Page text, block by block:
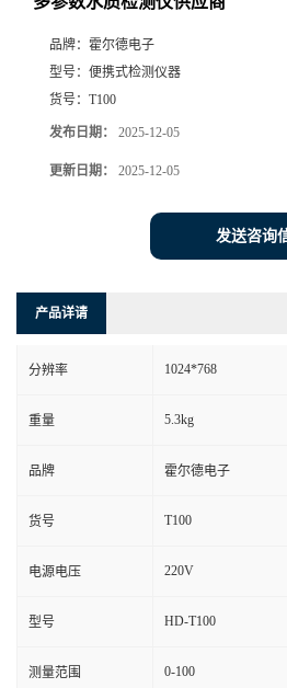
品牌： 霍尔德电子
型号： 便携式检测仪器
货号： T100
发布日期： 2025-12-05
更新日期： 2025-12-05
发送咨询
产品详请
分辨率 1024*768
重量 5.3kg
品牌 霍尔德电子
货号 T100
电源电压 220V
型号 HD-T100
测量范围 0-100